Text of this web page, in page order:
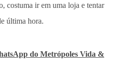
costuma ir em uma loja e tentar
última hora.
do Metrópoles Vida &